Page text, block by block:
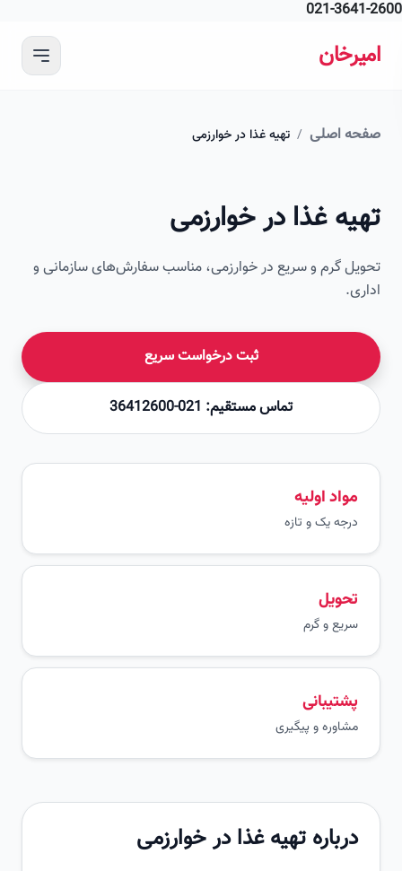
021-
اصلی / تهیه غذا در خوارزمی
غذا در خوارزمی
گرم و سریع در خوارزمی، مناسب سفارش‌های سازمانی و
ثبت درخواست سریع
تماس مستقیم: 021-36412600
مواد اولیه
درجه یک و تازه
سریع و گرم
پشتیبانی
مشاوره و پیگیری
تصویر این صفحه به زودی اضافه می‌شود
درباره تهیه غذا در خوارزمی